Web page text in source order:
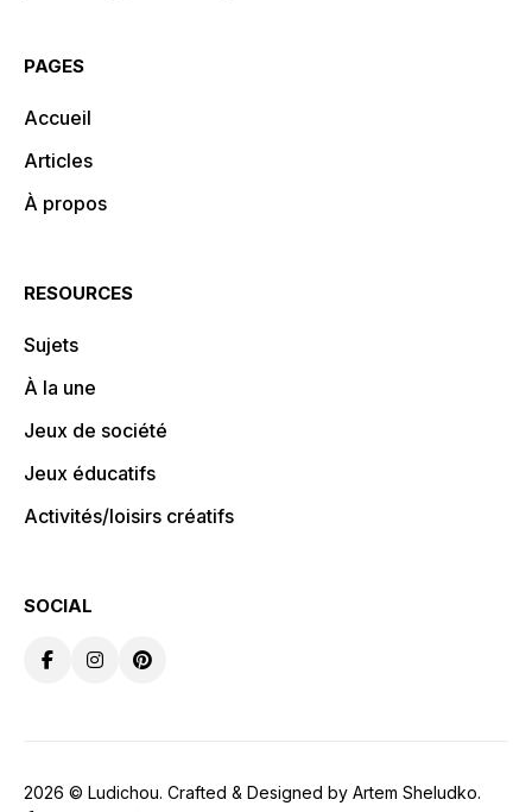
PAGES
Accueil
Articles
À propos
RESOURCES
Sujets
À la une
Jeux de société
Jeux éducatifs
Activités/loisirs créatifs
SOCIAL
2026 © Ludichou. Crafted & Designed by Artem Sheludko.